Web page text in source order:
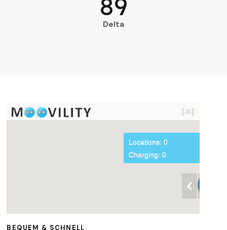
Delta
BEQUEM & SCHNELL